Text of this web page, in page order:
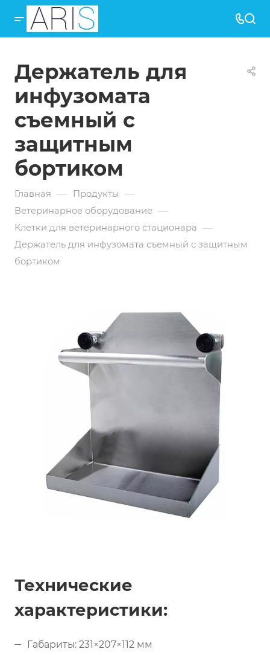
Держатель для
инфузомата
съемный с
защитным
бортиком
Главная — Продукты —
Ветеринарное оборудование —
Клетки для ветеринарного стационара —
Держатель для инфузомата съемный с защитным
бортиком
Технические
характеристики:
Габариты: 231×207×112 мм